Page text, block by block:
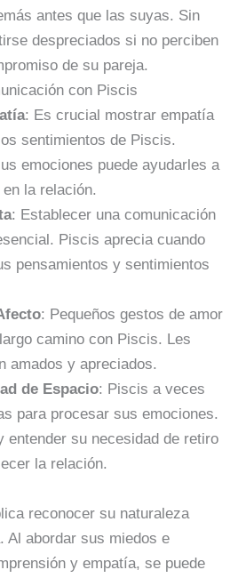
antes que las suyas. Sin
despreciados si no perciben
de su pareja.
con Piscis
: Es crucial mostrar empatía
sentimientos de Piscis.
emociones puede ayudarles a
la relación.
: Establecer una comunicación
Piscis aprecia cuando
pensamientos y sentimientos
: Pequeños gestos de amor
camino con Piscis. Les
amados y apreciados.
de Espacio: Piscis a veces
para procesar sus emociones.
entender su necesidad de retiro
la relación.
reconocer su naturaleza
Al abordar sus miedos e
y empatía, se puede